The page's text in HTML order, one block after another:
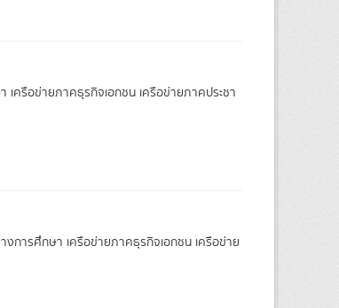
ครือข่ายภาคธุรกิจเอกชน เครือข่ายภาคประชา
การศึกษา เครือข่ายภาคธุรกิจเอกชน เครือข่าย